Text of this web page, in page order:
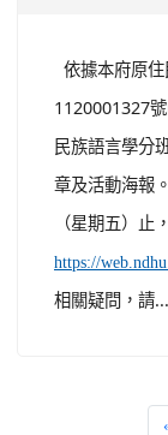
依據本府原
1120001327
民族語言學分
章及活動海報
（星期五）止
https://
相關疑問，請...